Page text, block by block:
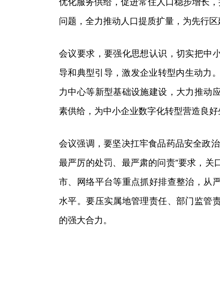
优化服务供给，促进常住人口稳步增长
问题，全力推动人口提质扩量，为先行
会议要求，要强化思想认识，切实把中
导和典型引导，激发企业转型内生动力
力中心等新型基础设施建设，大力推动
素供给，为中小企业数字化转型营造良
会议强调，要坚决扛牢食品药品安全政
最严厉的处罚、最严肃的问责”要求，
市、网络平台等重点抓好排查整治，从
水平。要压实属地管理责任、部门监管
的强大合力。